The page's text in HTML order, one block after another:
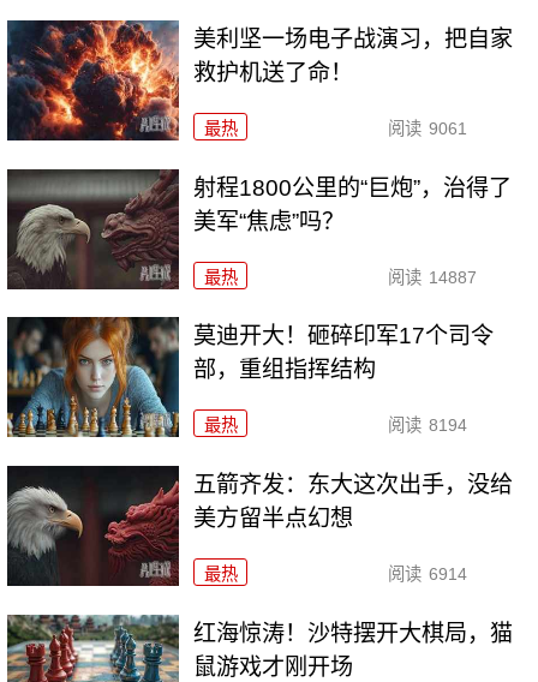
美利坚一场电子战演习，把自家
救护机送了命！
最热 阅读 9061
射程1800公里的“巨炮”，治得了
美军“焦虑”吗？
最热 阅读 14887
莫迪开大！砸碎印军17个司令
部，重组指挥结构
最热 阅读 8194
五箭齐发：东大这次出手，没给
美方留半点幻想
最热 阅读 6914
红海惊涛！沙特摆开大棋局，猫
鼠游戏才刚开场